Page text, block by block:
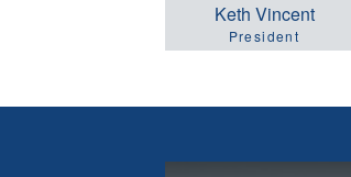
Keth Vincent
President